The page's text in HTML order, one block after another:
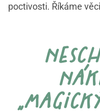
poctivosti. Říkáme